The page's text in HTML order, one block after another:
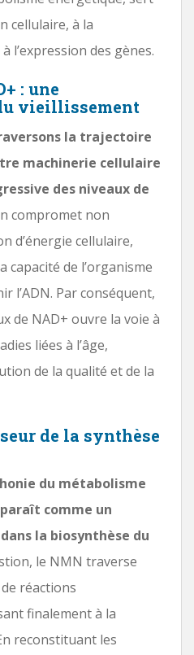
cellulaire, à la
l’expression des gènes.
: une
vieillissement
la trajectoire
machinerie cellulaire
des niveaux de
compromet non
d’énergie cellulaire,
capacité de l’organisme
l’ADN. Par conséquent,
de NAD+ ouvre la voie à
liées à l’âge,
de la qualité et de la
de la synthèse
du métabolisme
comme un
la biosynthèse du
le NMN traverse
réactions
finalement à la
reconstituant les